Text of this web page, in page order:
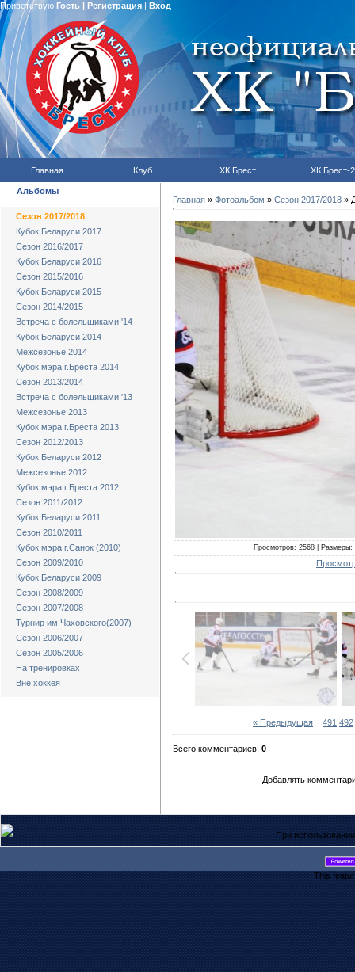
Приветствую Гость | Регистрация| Вход
Главная Клуб ХК Брест ХК Брест-2
Альбомы
Сезон 2017/2018
Кубок Беларуси 2017
Сезон 2016/2017
Кубок Беларуси 2016
Сезон 2015/2016
Кубок Беларуси 2015
Сезон 2014/2015
Встреча с болельщиками '14
Кубок Беларуси 2014
Межсезонье 2014
Кубок мэра г.Бреста 2014
Сезон 2013/2014
Встреча с болельщиками '13
Межсезонье 2013
Кубок мэра г.Бреста 2013
Сезон 2012/2013
Кубок Беларуси 2012
Межсезонье 2012
Кубок мэра г.Бреста 2012
Сезон 2011/2012
Кубок Беларуси 2011
Сезон 2010/2011
Кубок мэра г.Санок (2010)
Сезон 2009/2010
Кубок Беларуси 2009
Сезон 2008/2009
Сезон 2007/2008
Турнир им.Чаховского(2007)
Сезон 2006/2007
Сезон 2005/2006
На тренировках
Вне хоккея
Главная » Фотоальбом » Сезон 2017/2018 »
Просмотров: 2568 |
« Предыдущая | 491 492
Всего комментариев: 0
Добавлять
При
This